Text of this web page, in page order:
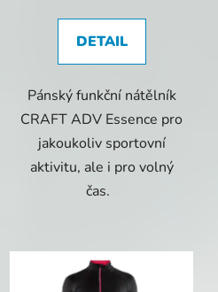
DETAIL
Pánský funkční nátělník
CRAFT ADV Essence pro
jakoukoliv sportovní
aktivitu, ale i pro volný
čas.